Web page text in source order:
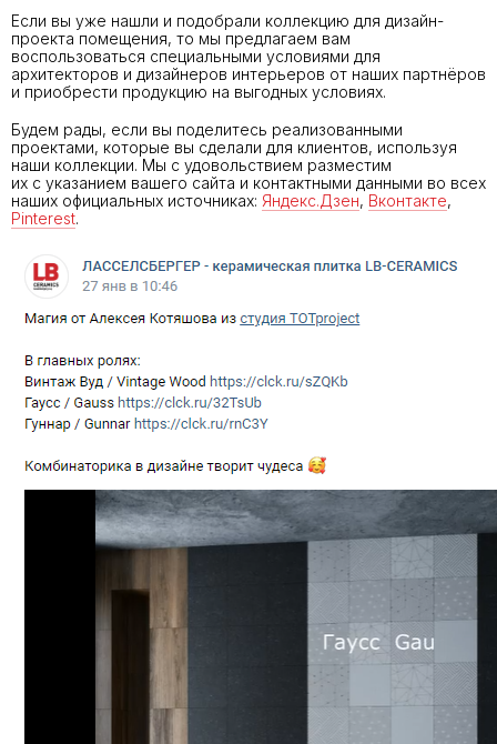
Если вы уже нашли и подобрали коллекцию для дизайн-
проекта помещения, то мы предлагаем вам
воспользоваться специальными условиями для
архитекторов и дизайнеров интерьеров от наших партнёров
и приобрести продукцию на выгодных условиях.
Будем рады, если вы поделитесь реализованными
проектами, которые вы сделали для клиентов, используя
наши коллекции. Мы с удовольствием разместим
их с указанием вашего сайта и контактными данными во всех
наших официальных источниках: Яндекс.Дзен, Вконтакте,
Pinterest.